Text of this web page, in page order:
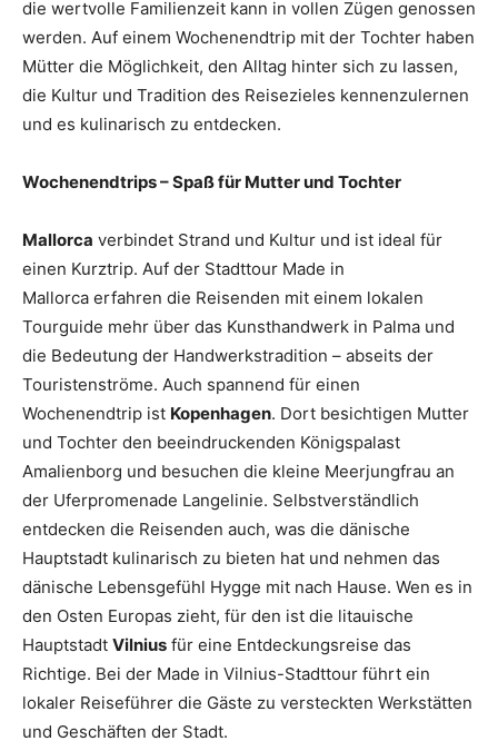
die wertvolle Familienzeit kann in vollen Zügen genossen
werden. Auf einem Wochenendtrip mit der Tochter haben
Mütter die Möglichkeit, den Alltag hinter sich zu lassen,
die Kultur und Tradition des Reisezieles kennenzulernen
und es kulinarisch zu entdecken.
Wochenendtrips – Spaß für Mutter und Tochter
Mallorca verbindet Strand und Kultur und ist ideal für
einen Kurztrip. Auf der Stadttour Made in
Mallorca erfahren die Reisenden mit einem lokalen
Tourguide mehr über das Kunsthandwerk in Palma und
die Bedeutung der Handwerkstradition – abseits der
Touristenströme. Auch spannend für einen
Wochenendtrip ist Kopenhagen. Dort besichtigen Mutter
und Tochter den beeindruckenden Königspalast
Amalienborg und besuchen die kleine Meerjungfrau an
der Uferpromenade Langelinie. Selbstverständlich
entdecken die Reisenden auch, was die dänische
Hauptstadt kulinarisch zu bieten hat und nehmen das
dänische Lebensgefühl Hygge mit nach Hause. Wen es in
den Osten Europas zieht, für den ist die litauische
Hauptstadt Vilnius für eine Entdeckungsreise das
Richtige. Bei der Made in Vilnius-Stadttour führt ein
lokaler Reiseführer die Gäste zu versteckten Werkstätten
und Geschäften der Stadt.